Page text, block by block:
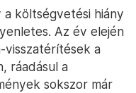
költségvetési hiány
Az év elején
visszatérítések a
ráadásul a
sokszor már